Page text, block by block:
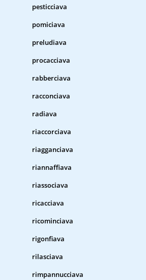
pesticciava
pomiciava
preludiava
procacciava
rabberciava
racconciava
radiava
riaccorciava
riagganciava
riannaffiava
riassociava
ricacciava
ricominciava
rigonfiava
rilasciava
rimpannucciava